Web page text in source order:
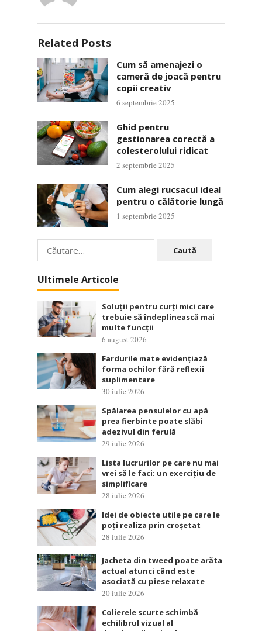
Related Posts
Cum să amenajezi o
cameră de joacă pentru
copii creativ
6 septembrie 2025
Ghid pentru
gestionarea corectă a
colesterolului ridicat
2 septembrie 2025
Cum alegi rucsacul ideal
pentru o călătorie lungă
1 septembrie 2025
Caută
după:
Ultimele Articole
Soluții pentru curți mici care
trebuie să îndeplinească mai
multe funcții
6 august 2026
Fardurile mate evidențiază
forma ochilor fără reflexii
suplimentare
30 iulie 2026
Spălarea pensulelor cu apă
prea fierbinte poate slăbi
adezivul din ferulă
29 iulie 2026
Lista lucrurilor pe care nu mai
vrei să le faci: un exercițiu de
simplificare
28 iulie 2026
Idei de obiecte utile pe care le
poți realiza prin croșetat
28 iulie 2026
Jacheta din tweed poate arăta
actual atunci când este
asociată cu piese relaxate
20 iulie 2026
Colierele scurte schimbă
echilibrul vizual al